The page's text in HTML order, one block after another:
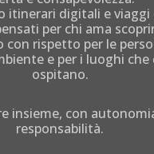
itinerari digitali e viaggi
per chi ama
rispetto per le
e per i luoghi che
ospitano.
insieme, con
responsabilità.